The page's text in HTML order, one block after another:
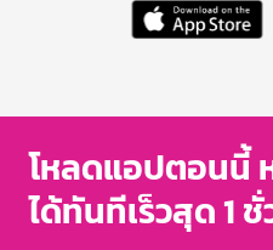
โหลดแอปตอนนี้
ได้ทันทีเร็วสุด 1 ชั่